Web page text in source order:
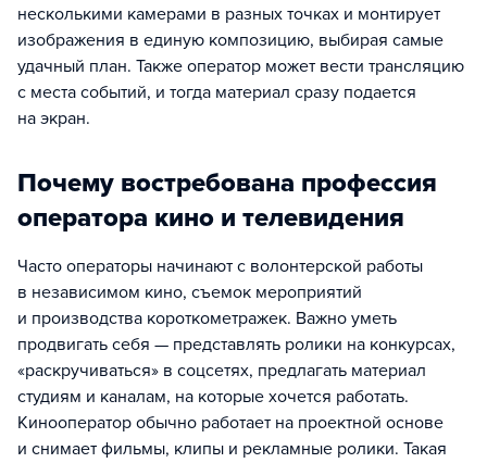
несколькими камерами в разных точках и монтирует
изображения в единую композицию, выбирая самые
удачный план. Также оператор может вести трансляцию
с места событий, и тогда материал сразу подается
на экран.
Почему востребована профессия
оператора кино и телевидения
Часто операторы начинают с волонтерской работы
в независимом кино, съемок мероприятий
и производства короткометражек. Важно уметь
продвигать себя — представлять ролики на конкурсах,
«раскручиваться» в соцсетях, предлагать материал
студиям и каналам, на которые хочется работать.
Кинооператор обычно работает на проектной основе
и снимает фильмы, клипы и рекламные ролики. Такая